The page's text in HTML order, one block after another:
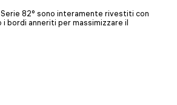
82° sono interamente rivestiti con
bordi anneriti per massimizzare il